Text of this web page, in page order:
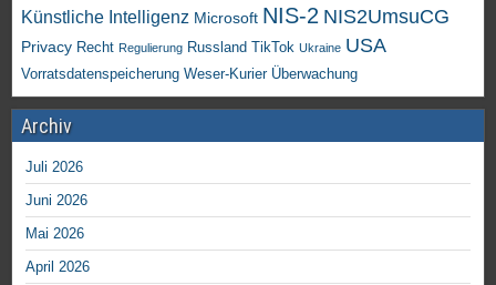
Künstliche Intelligenz Microsoft NIS-2 NIS2UmsuCG
Privacy Recht Regulierung Russland TikTok Ukraine USA
Vorratsdatenspeicherung Weser-Kurier Überwachung
Archiv
Juli 2026
Juni 2026
Mai 2026
April 2026